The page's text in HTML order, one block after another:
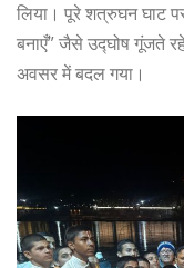
लिया। पूरे शत्रुघन घाट
बनाएँ” जैसे उद्घोष गूंजते
अवसर में बदल गया।